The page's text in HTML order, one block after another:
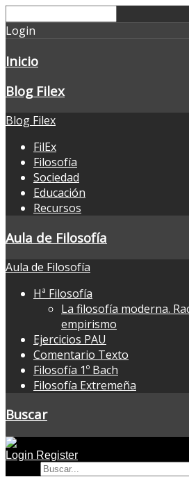
Login
Inicio
Blog Filex
Blog Filex
FilEx
Filosofía
Sociedad
Educación
Recursos
Aula de Filosofía
Aula de Filosofía
Hª Filosofía
La filosofía moderna.
empirismo
Ejercicios PAU
Comentario Texto
Filosofía 1º Bach
Filosofía Extremeña
Buscar
Login Register